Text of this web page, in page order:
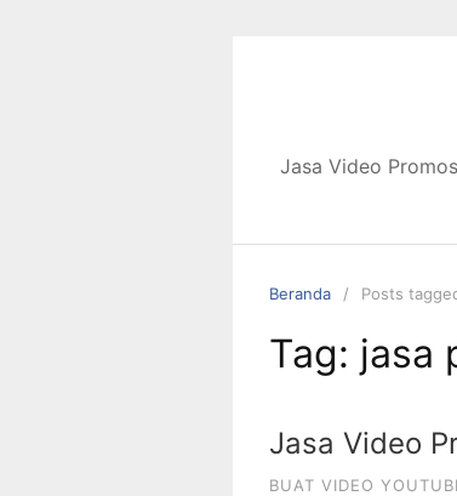
Jasa Video
Beranda Posts
Tag: jasa
Jasa Video
BUAT VIDEO